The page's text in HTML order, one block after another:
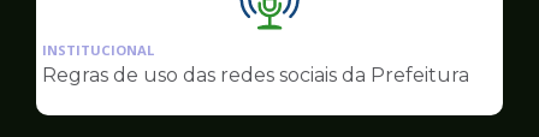
Ilustração
pagina
Comunicação
INSTITUCIONAL
Regras de uso das redes sociais da Prefeitura